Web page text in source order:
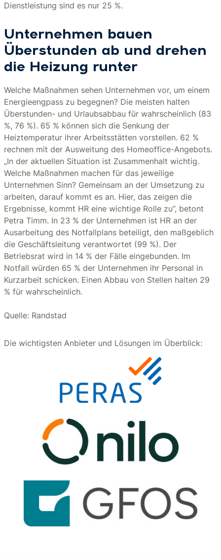
Dienstleistung sind es nur 25 %.
Unternehmen bauen
Überstunden ab und drehen
die Heizung runter
Welche Maßnahmen sehen Unternehmen vor, um einem
Energieengpass zu begegnen? Die meisten halten
Überstunden- und Urlaubsabbau für wahrscheinlich (83
%, 76 %). 65 % können sich die Senkung der
Heiztemperatur ihrer Arbeitsstätten vorstellen. 62 %
rechnen mit der Ausweitung des Homeoffice-Angebots.
„In der aktuellen Situation ist Zusammenhalt wichtig.
Welche Maßnahmen machen für das jeweilige
Unternehmen Sinn? Gemeinsam an der Umsetzung zu
arbeiten, darauf kommt es an. Hier, das zeigen die
Ergebnisse, kommt HR eine wichtige Rolle zu”, betont
Petra Timm. In 23 % der Unternehmen ist HR an der
Ausarbeitung des Notfallplans beteiligt, den maßgeblich
die Geschäftsleitung verantwortet (99 %). Der
Betriebsrat wird in 14 % der Fälle eingebunden. Im
Notfall würden 65 % der Unternehmen ihr Personal in
Kurzarbeit schicken. Einen Abbau von Stellen halten 29
% für wahrscheinlich.
Quelle: Randstad
Die wichtigsten Anbieter und Lösungen im Überblick: